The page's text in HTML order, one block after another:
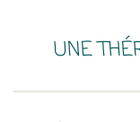
UNE THÉ